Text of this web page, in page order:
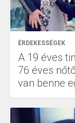
ÉRDEKESSÉGEK
A 19 éves
76 éves
van benne